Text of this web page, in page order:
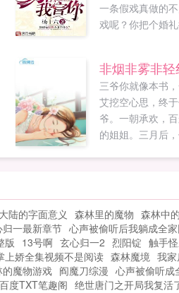
一条假戏真做的
戏呢？你把个婚
非烟非雾非轻
三爷你就像本书
艾挖空心思，终
爷。一朝承欢，
的姐姐。三月后
么，转身就不认
陆的字面意义 森林里的魔物 森林中
归一最新章节 心声被偷听后我躺成全
版 13号啊 玄心归一2 烈阳锭 触手
上娇全集视频不是阅读 森林魔境 我
的魔物游戏 阎魔刀综漫 心声被偷听成
度TXT笔趣阁 绝世唐门之开局我复活